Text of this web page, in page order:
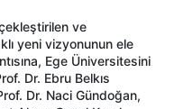
ve
yeni vizyonunun ele
Ege Üniversitesini
Dr. Ebru Belkıs
Dr. Naci Gündoğan,